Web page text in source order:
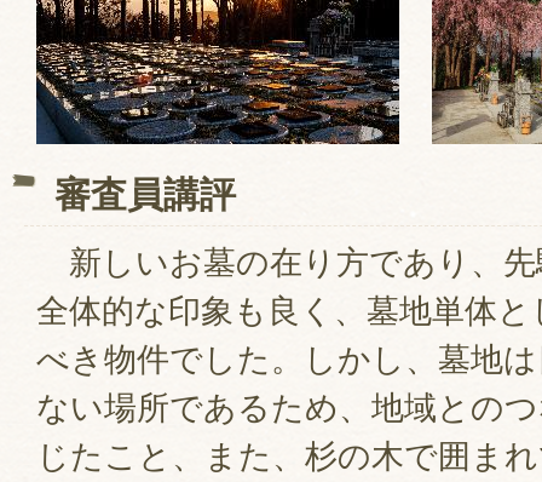
審査員講評
新しいお墓の在り方であり、
全体的な印象も良く、墓地単体
べき物件でした。しかし、墓地
ない場所であるため、地域との
じたこと、また、杉の木で囲ま